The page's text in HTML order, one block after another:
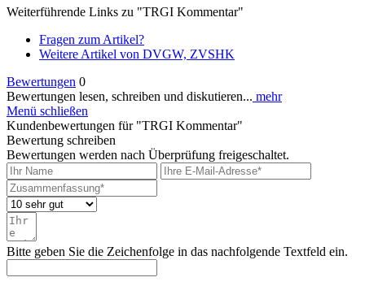
Weiterführende Links zu "TRGI Kommentar"
Fragen zum Artikel?
Weitere Artikel von DVGW, ZVSHK
Bewertungen 0
Bewertungen lesen, schreiben und diskutieren... mehr
Menü schließen
Kundenbewertungen für "TRGI Kommentar"
Bewertung schreiben
Bewertungen werden nach Überprüfung freigeschaltet.
Bitte geben Sie die Zeichenfolge in das nachfolgende Textfeld ein.